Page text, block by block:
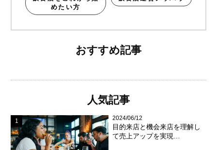
めたい方
おすすめ記事
人気記事
2024/06/12
目的来店と機会来店を理解し
て売上アップを実現…